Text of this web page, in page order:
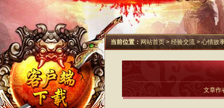
当前位置： 网站首页> 经验交流 > 心情故
文章